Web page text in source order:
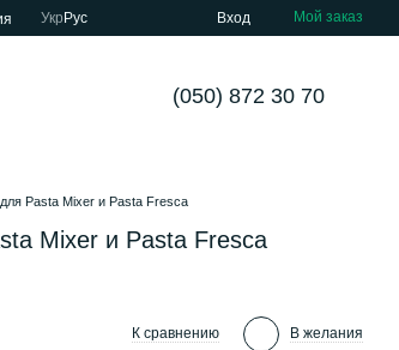
Укр Рус Вход Мой заказ
(050) 872 30 70
Pasta Mixer и Pasta Fresca
Mixer и Pasta Fresca
К сравнению В желания